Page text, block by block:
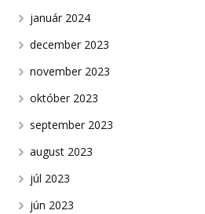
január 2024
december 2023
november 2023
október 2023
september 2023
august 2023
júl 2023
jún 2023